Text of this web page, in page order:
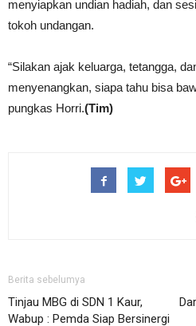
menyiapkan undian hadiah, dan
tokoh undangan.
“Silakan ajak keluarga, tetangga,
menyenangkan, siapa tahu bisa
pungkas Horri.(Tim)
Berita sebelumya
Tinjau MBG di SDN 1 Kaur,
Wabup : Pemda Siap Bersinergi